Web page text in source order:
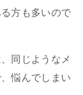
方も多いので
同じようなメ
悩んでしまい